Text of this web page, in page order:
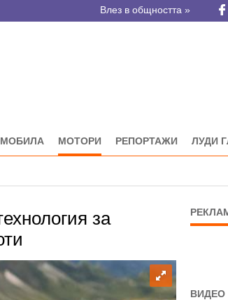
Влез в общността »
МОТОРИ РЕПОРТАЖИ ЛУДИ
за
ВИДЕО